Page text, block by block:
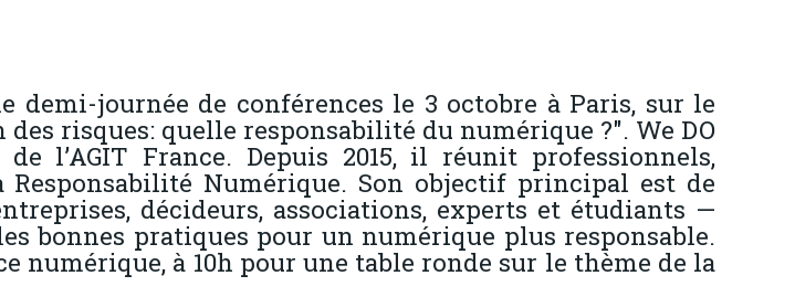
demi-journée de conférences le 3 octobre à Paris, sur le
risques: quelle responsabilité du numérique ?". We DO
l’AGIT France. Depuis 2015, il réunit professionnels,
Numérique. Son objectif principal est de
décideurs, associations, experts et étudiants —
bonnes pratiques pour un numérique plus responsable.
numérique, à 10h pour une table ronde sur le thème de la